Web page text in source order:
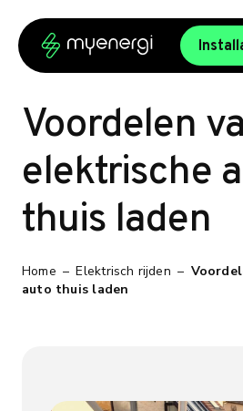
Voordelen
elektrische
thuis laden
Home – Elektrisch rijden –
auto thuis laden